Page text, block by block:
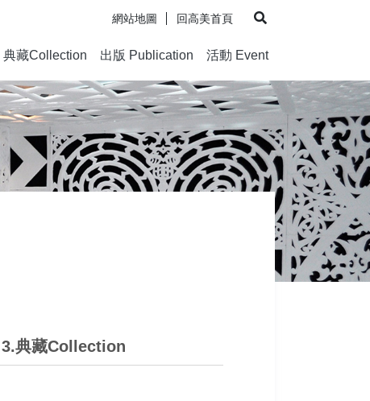
網站地圖 回高美首頁
典藏Collection 出版 Publication 活動 Event
3.典藏Collection